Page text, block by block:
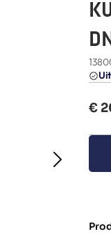
€